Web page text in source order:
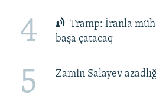
4
Tramp: İranla
başa çatacaq
5 Zamin Salayev